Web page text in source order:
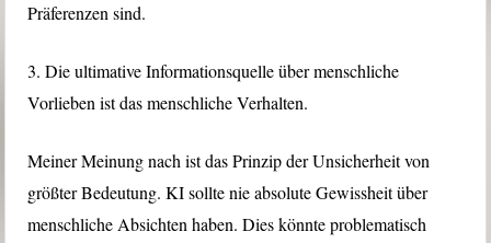
Präferenzen sind.
3. Die ultimative Informationsquelle über menschliche
Vorlieben ist das menschliche Verhalten.
Meiner Meinung nach ist das Prinzip der Unsicherheit von
größter Bedeutung. KI sollte nie absolute Gewissheit über
menschliche Absichten haben. Dies könnte problematisch